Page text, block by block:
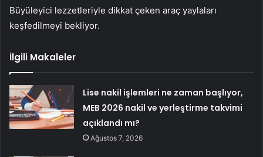
Büyüleyici lezzetleriyle dikkat çeken araç yaylaları
keşfedilmeyi bekliyor.
İlgili Makaleler
Lise nakil işlemleri ne zaman başlıyor,
MEB 2026 nakil ve yerleştirme takvimi
açıklandı mı?
Ağustos 7, 2026